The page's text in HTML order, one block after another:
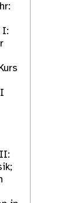
I: